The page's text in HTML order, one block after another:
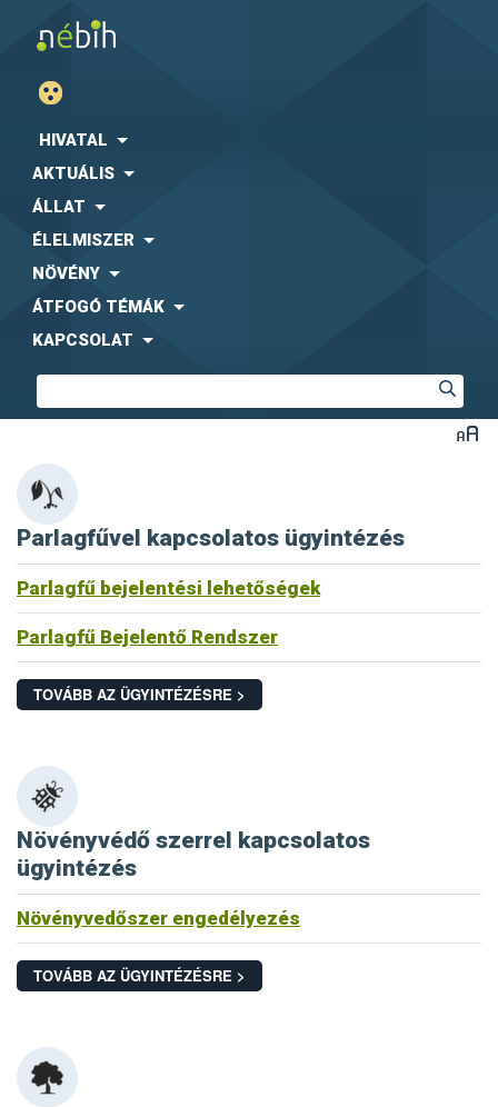
HIVATAL
AKTUÁLIS
ÁLLAT
ÉLELMISZER
NÖVÉNY
ÁTFOGÓ TÉMÁK
KAPCSOLAT
Parlagfűvel kapcsolatos ügyintézés
Parlagfű bejelentési lehetőségek
Parlagfű Bejelentő Rendszer
TOVÁBB AZ ÜGYINTÉZÉSRE >
Növényvédő szerrel kapcsolatos
ügyintézés
Növényvedőszer engedélyezés
TOVÁBB AZ ÜGYINTÉZÉSRE >